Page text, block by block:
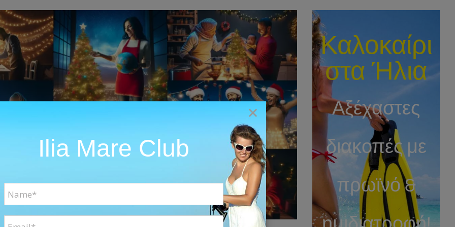
Καλοκαίρι
στα Ήλια
Αξέχαστες
διακοπές με
πρωϊνό &
×
Ilia Mare Club